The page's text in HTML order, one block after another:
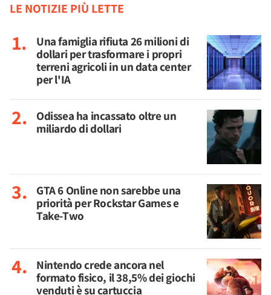
LE NOTIZIE PIÙ LETTE
Una famiglia rifiuta 26 milioni di
dollari per trasformare i propri
terreni agricoli in un data center
per l'IA
Odissea ha incassato oltre un
miliardo di dollari
GTA 6 Online non sarebbe una
priorità per Rockstar Games e
Take-Two
Nintendo crede ancora nel
formato fisico, il 38,5% dei giochi
venduti è su cartuccia